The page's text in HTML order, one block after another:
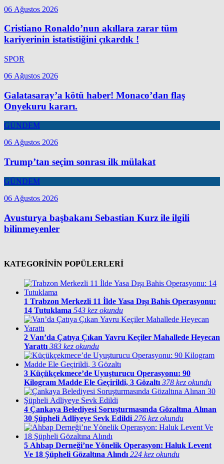
06 Ağustos 2026
Cristiano Ronaldo’nun akıllara zarar tüm
kariyerinin istatistiğini çıkardık !
SPOR
06 Ağustos 2026
Galatasaray’a kötü haber! Monaco’dan flaş
Onyekuru kararı.
GÜNDEM
06 Ağustos 2026
Trump’tan seçim sonrası ilk mülakat
GÜNDEM
06 Ağustos 2026
Avusturya başbakanı Sebastian Kurz ile ilgili
bilinmeyenler
KATEGORİNİN POPÜLERLERİ
1 Trabzon Merkezli 11 İlde Yasa Dışı Bahis Operasyonu:
14 Tutuklama 543 kez okundu
2 Van’da Çatıya Çıkan Yavru Keçiler Mahallede Heyecan
Yarattı 383 kez okundu
3 Küçükçekmece’de Uyuşturucu Operasyonu: 90
Kilogram Madde Ele Geçirildi, 3 Gözaltı 378 kez okundu
4 Çankaya Belediyesi Soruşturmasında Gözaltına Alınan
30 Şüpheli Adliyeye Sevk Edildi 276 kez okundu
5 Ahbap Derneği’ne Yönelik Operasyon: Haluk Levent
Ve 18 Şüpheli Gözaltına Alındı 224 kez okundu